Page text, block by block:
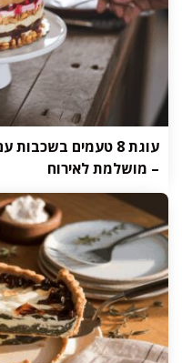
עוגת 8 טעמים
– מושלמת לאירוח